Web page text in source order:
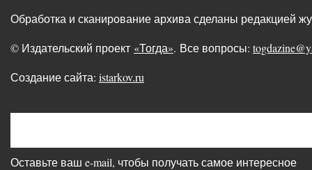
Обработка и сканирование архива сделаны редакцией
© Издательский проект «Тогда». Все вопросы:
Создание сайта: istarkov.ru
Оставьте ваш e-mail, чтобы получать самое интересное